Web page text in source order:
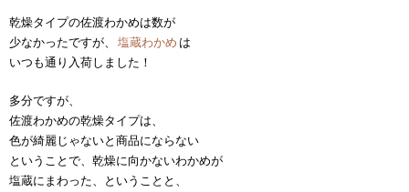
乾燥タイプの佐渡わかめは数が
少なかったですが、
塩蔵わかめ は
いつも通り入荷しました！
多分ですが、
佐渡わかめの乾燥タイプは、
色が綺麗じゃないと商品にならない
ということで、乾燥に向かないわかめが
塩蔵にまわった、ということと、